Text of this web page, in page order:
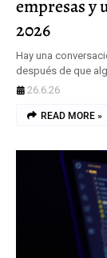
empresas y
2026
Hay una
después de que
26.6.26
READ MORE »